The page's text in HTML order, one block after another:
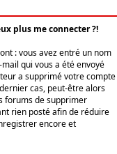
plus me connecter ?!
: vous avez entré un nom
qui vous a été envoyé
a supprimé votre compte
cas, peut-être alors
forums de supprimer
rien posté afin de réduire
encore et